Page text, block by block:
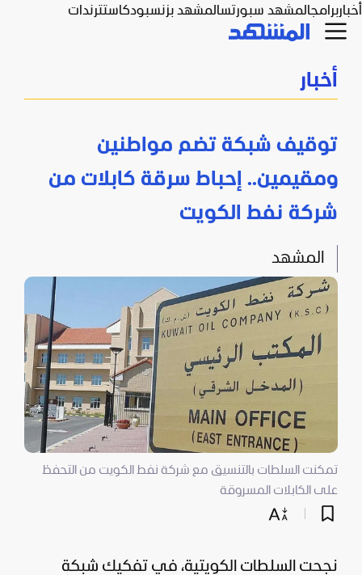
أخباربرامجالمشهد سبورتسالمشهد بزنسبودكاستترندات
أخبار
توقيف شبكة تضم مواطنين
ومقيمين.. إحباط سرقة كابلات من
شركة نفط الكويت
المشهد
تمكنت السلطات بالتنسيق مع شركة نفط الكويت من التحفظ
على الكابلات المسروقة
نجحت السلطات الكويتية، في تفكيك شبكة